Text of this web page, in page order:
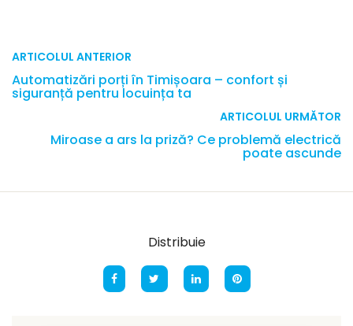
ARTICOLUL ANTERIOR
Automatizări porți în Timișoara – confort și
siguranță pentru locuința ta
ARTICOLUL URMĂTOR
Miroase a ars la priză? Ce problemă electrică
poate ascunde
Distribuie